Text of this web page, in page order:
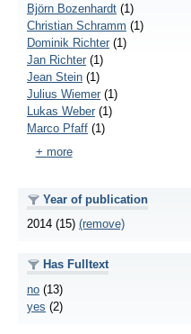
Björn Bozenhardt (1)
Christian Schramm (1)
Dominik Richter (1)
Jan Richter (1)
Jean Stein (1)
Julius Wiemer (1)
Lukas Weber (1)
Marco Pfaff (1)
+ more
Year of publication
2014 (15) (remove)
Has Fulltext
no (13)
yes (2)